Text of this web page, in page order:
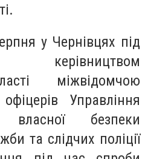
у Чернівцях під
керівництвом
міжвідомчою
Управління
власної безпеки
та слідчих поліції